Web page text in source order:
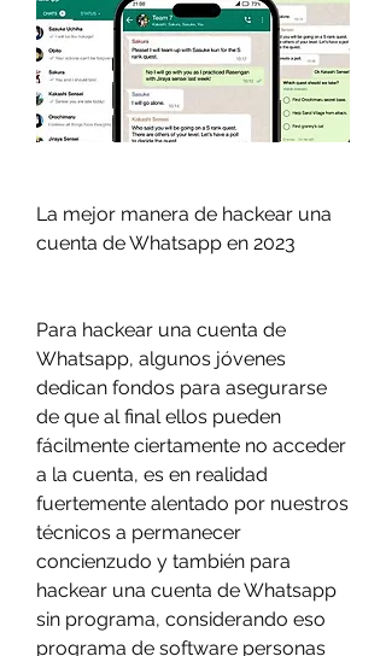
La mejor manera de hackear una
cuenta de Whatsapp en 2023
Para hackear una cuenta de
Whatsapp, algunos jóvenes
dedican fondos para asegurarse
de que al final ellos pueden
fácilmente ciertamente no acceder
a la cuenta, es en realidad
fuertemente alentado por nuestros
técnicos a permanecer
concienzudo y también para
hackear una cuenta de Whatsapp
sin programa, considerando eso
programa de software personas